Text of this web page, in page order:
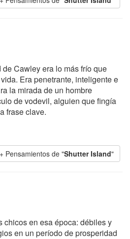
Cawley era lo más frío que
Era penetrante, inteligente e
la mirada de un hombre
de vodevil, alguien que fingía
frase clave.
+ Pensamientos de "Shutter Island"
chicos en esa época: débiles y
en un período de prosperidad